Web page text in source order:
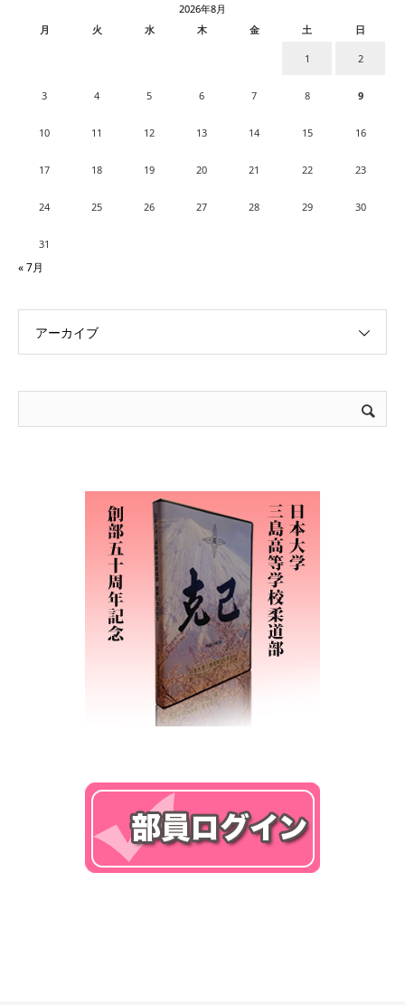
2026年8月
月
火 水 木 金 土 日
1 2
3 4 5 6 7 8 9
10 11 12 13 14 15 16
17 18 19 20 21 22 23
24 25 26 27 28 29 30
31
« 7月
アーカイブ